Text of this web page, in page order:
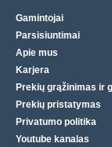
Gamintojai
Parsisiuntimai
Apie mus
Karjera
Prekių grąžinimas ir
Prekių pristatymas
Privatumo politika
Youtube kanalas